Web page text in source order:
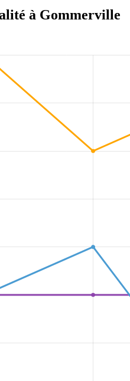
à Gommerville